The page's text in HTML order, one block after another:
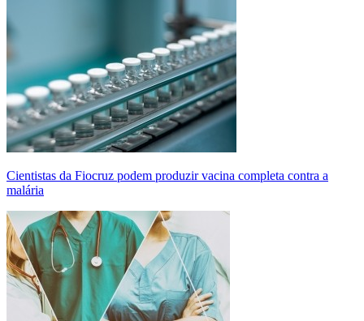
Cientistas da Fiocruz podem produzir vacina completa contra a
malária